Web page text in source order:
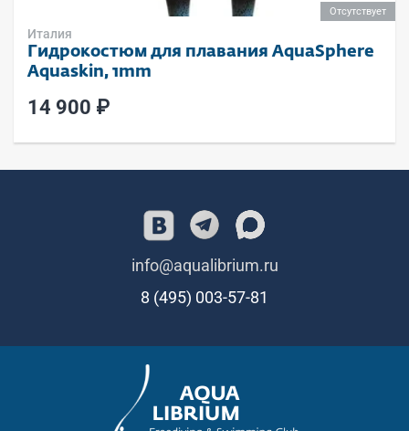
Отсутствует
Италия
Гидрокостюм для плавания AquaSphere
Aquaskin, 1mm
14 900 ₽
info@aqualibrium.ru
8 (495) 003-57-81